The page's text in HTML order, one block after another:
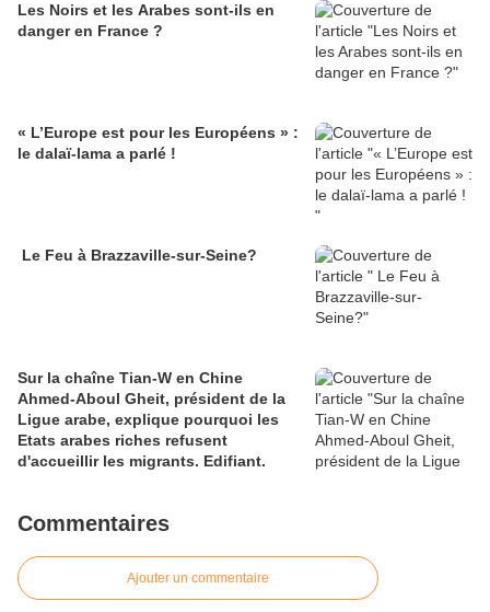
Les Noirs et les Arabes sont-ils en
danger en France ?
« L’Europe est pour les Européens » :
le dalaï-lama a parlé !
Le Feu à Brazzaville-sur-Seine?
Sur la chaîne Tian-W en Chine
Ahmed-Aboul Gheit, président de la
Ligue arabe, explique pourquoi les
Etats arabes riches refusent
d'accueillir les migrants. Edifiant.
Commentaires
Ajouter un commentaire